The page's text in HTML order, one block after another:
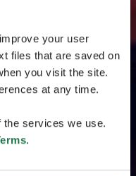
your user
files that are saved on
you visit the site.
at any time.
services we use.
.